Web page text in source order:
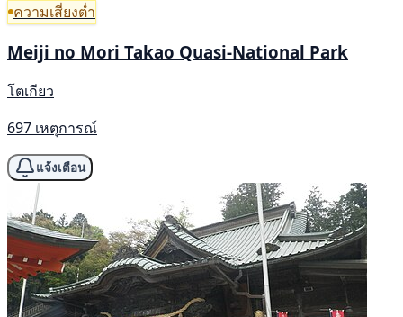
ความเสี่ยงต่ำ
Meiji no Mori Takao Quasi-National Park
โตเกียว
697 เหตุการณ์
แจ้งเตือน